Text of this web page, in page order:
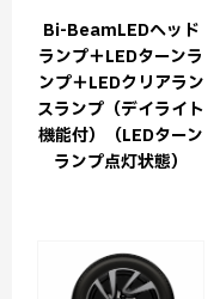
Bi-BeamLEDヘッド
ランプ＋LEDターンラ
ンプ＋LEDクリアラン
スランプ（デイライト
機能付）（LEDターン
ランプ点灯状態）